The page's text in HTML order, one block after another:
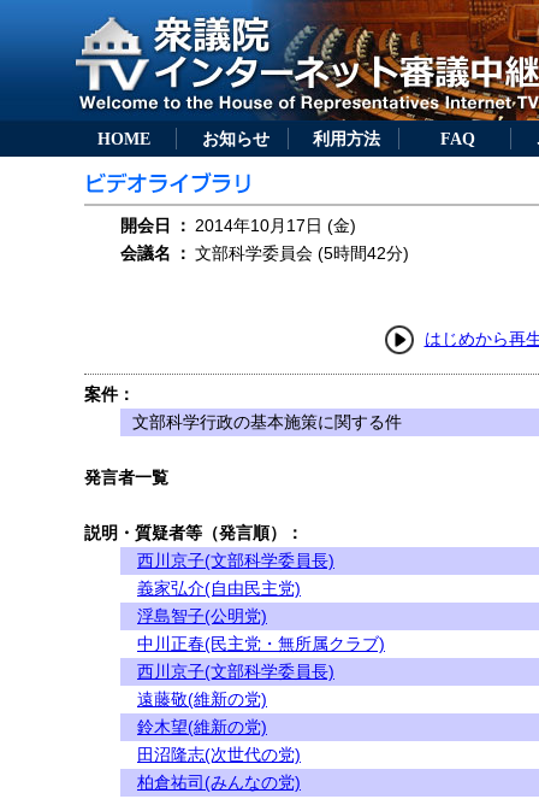
HOME お知らせ 利用方法 FAQ
開会日 ： 2014年10月17日 (金)
会議名
： 文部科学委員会 (5時間42分)
はじめから再
案件：
文部科学行政の基本施策に関する件
発言者一覧
説明・質疑者等（発言順）：
西川京子(文部科学委員長)
義家弘介(自由民主党)
浮島智子(公明党)
中川正春(民主党・無所属クラブ)
西川京子(文部科学委員長)
遠藤敬(維新の党)
鈴木望(維新の党)
田沼隆志(次世代の党)
柏倉祐司(みんなの党)